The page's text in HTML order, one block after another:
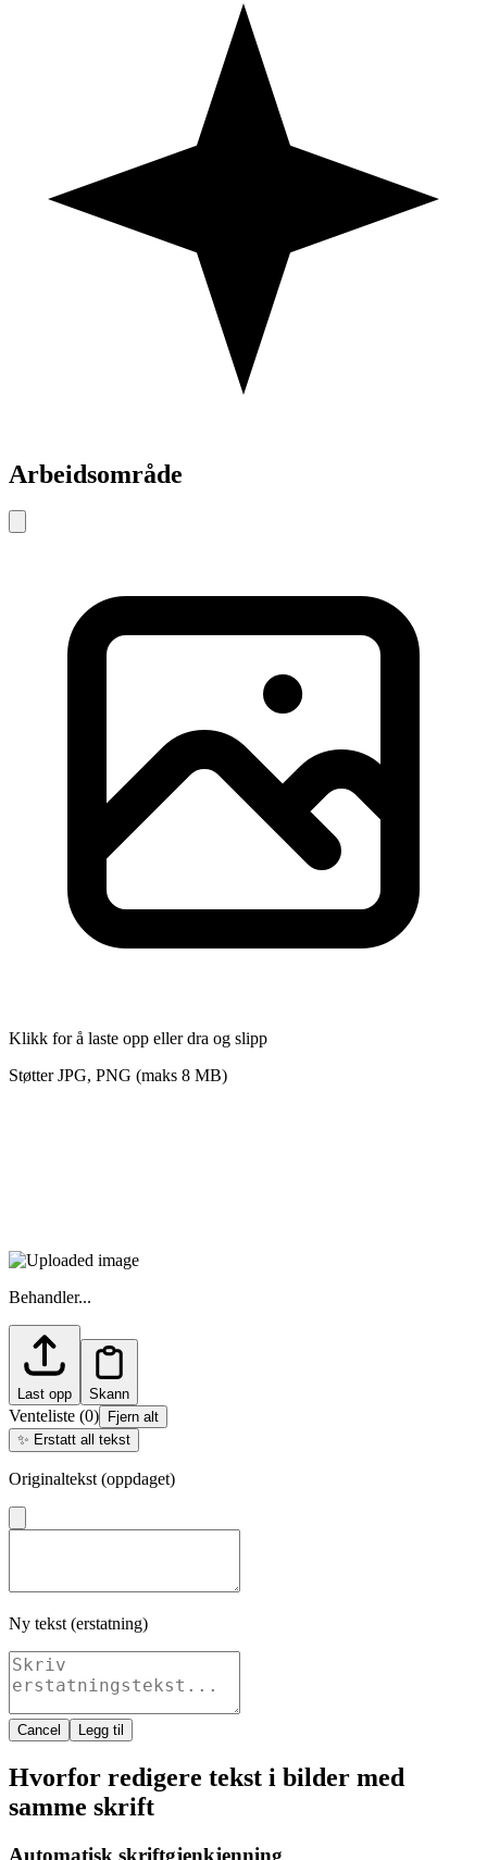
Arbeidsområde
Klikk for å laste opp eller dra og slipp
Støtter JPG, PNG (maks 8 MB)
Behandler...
Last opp Skann
Venteliste (0)
Fjern alt
✨ Erstatt all tekst
Originaltekst (oppdaget)
Ny tekst (erstatning)
Cancel Legg til
Hvorfor redigere tekst i bilder med
samme skrift
Automatisk skriftgjenkjenning